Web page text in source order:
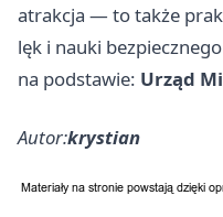
atrakcja — to także
lęk i nauki
na podstawie: Urząd
Autor:krystian